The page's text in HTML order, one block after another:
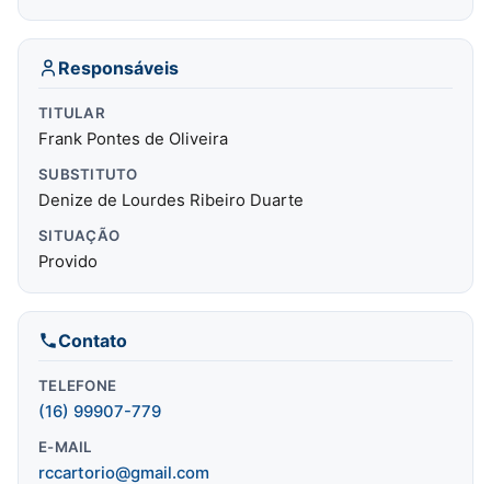
Responsáveis
TITULAR
Frank Pontes de Oliveira
SUBSTITUTO
Denize de Lourdes Ribeiro Duarte
SITUAÇÃO
Provido
Contato
TELEFONE
(16) 99907-779
E-MAIL
rccartorio@gmail.com